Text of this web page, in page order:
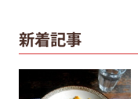
新着記事